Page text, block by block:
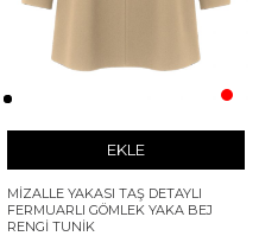
EKLE
MIZALLE YAKASI TAŞ DETAYLI
FERMUARLI GÖMLEK YAKA BEJ
RENGI TUNIK